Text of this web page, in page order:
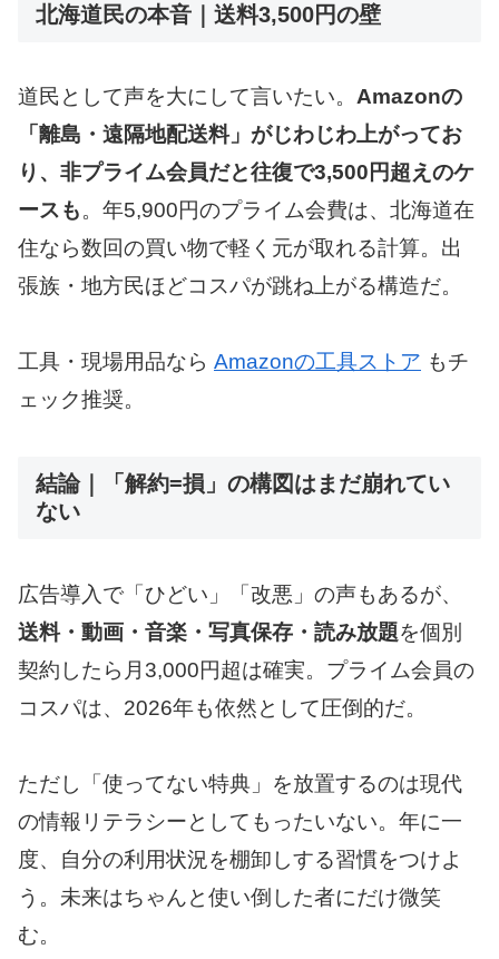
北海道民の本音｜送料3,500円の壁
道民として声を大にして言いたい。 Amazonの
「離島・遠隔地配送料」がじわじわ上がってお
り、非プライム会員だと往復で3,500円超えのケ
ースも。年5,900円のプライム会費は、北海道在
住なら数回の買い物で軽く元が取れる計算。出
張族・地方民ほどコスパが跳ね上がる構造だ。
工具・現場用品なら Amazonの工具ストア もチ
ェック推奨。
結論｜「解約=損」の構図はまだ崩れてい
ない
広告導入で「ひどい」「改悪」の声もあるが、
送料・動画・音楽・写真保存・読み放題を個別
契約したら月3,000円超は確実。プライム会員の
コスパは、2026年も依然として圧倒的だ。
ただし「使ってない特典」を放置するのは現代
の情報リテラシーとしてもったいない。年に一
度、自分の利用状況を棚卸しする習慣をつけよ
う。未来はちゃんと使い倒した者にだけ微笑
む。